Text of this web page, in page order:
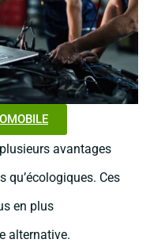
avantages
Ces
en plus
alternative.